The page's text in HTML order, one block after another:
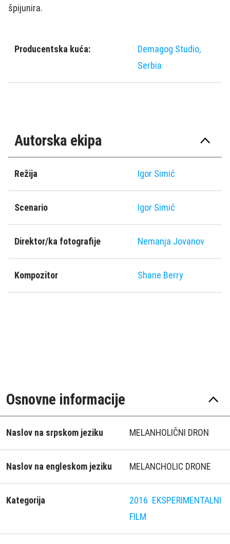
špijunira.
Producentska kuća:
Demagog Studio,
Serbia
Autorska ekipa
Režija Igor Simić
Scenario Igor Simić
Direktor/ka fotografije Nemanja Jovanov
Kompozitor Shane Berry
Osnovne informacije
Naslov na srpskom jeziku MELANHOLIČNI DRON
Naslov na engleskom jeziku MELANCHOLIC DRONE
Kategorija 2016 EKSPERIMENTALNI
FILM